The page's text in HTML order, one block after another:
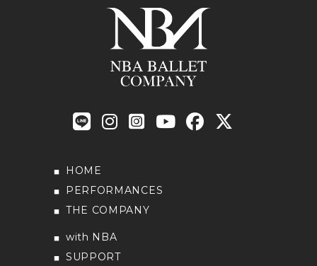
HOME
PERFORMANCES
THE COMPANY
with NBA
SUPPORT